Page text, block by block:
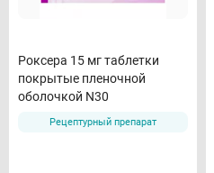
Роксера 15 мг таблетки
покрытые пленочной
оболочкой N30
Рецептурный препарат